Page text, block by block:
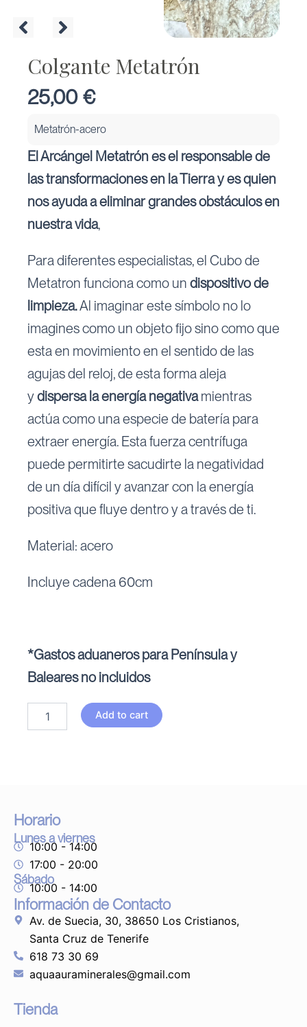
Colgante Metatrón
25,00€
Metatrón-acero
El Arcángel Metatrón es el responsable de
las transformaciones en la Tierra y es quien
nos ayuda a eliminar grandes obstáculos en
nuestra vida,
Para diferentes especialistas, el Cubo de
Metatron funciona como un dispositivo de
limpieza.Al imaginar este símbolo no lo
imagines como un objeto fijo sino como que
esta en movimiento en el sentido de las
agujas del reloj, de esta forma aleja
ydispersa la energía negativamientras
actúa como una especie de batería para
extraer energía. Esta fuerza centrífuga
puede permitirte sacudirte la negatividad
de un día difícil y avanzar con la energía
positiva que fluye dentro y a través de ti.
Material: acero
Incluye cadena 60cm
*Gastos aduaneros para Península y
Baleares no incluidos
Metatrón
Add to cart
Horario
Lunes a viernes
10:00 - 14:00
17:00 - 20:00
Sábado
10:00 - 14:00
Información de Contacto
Av. de Suecia, 30, 38650 Los Cristianos,
Santa Cruz de Tenerife
618 73 30 69
aquaauraminerales@gmail.com
Tienda